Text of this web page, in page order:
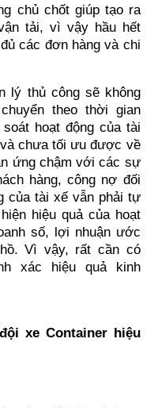
chủ chốt giúp tạo ra
tải, vì vậy hầu hết
các đơn hàng và chi
lý thủ công sẽ không
theo thời gian
hoạt động của tài
chưa tối ưu được về
ứng chậm với các sự
hàng, công nợ đối
của tài xế vẫn phải tự
hiệu quả của hoạt
số, lợi nhuận ước
Vì vậy, rất cần có
xác hiệu quả kinh
xe Container hiệu